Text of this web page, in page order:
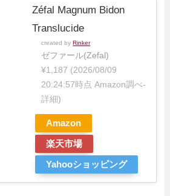
Zéfal Magnum Bidon
Translucide
created byRinker
ゼファール(Zefal)
¥1,187 (2026/08/09
20:24:57時点 Amazon調べ-
詳細)
Amazon
楽天市場
Yahooショッピング